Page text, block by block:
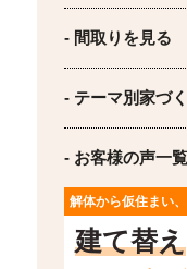
- 間取りを見る
- テーマ別家づ
- お客様の声一覧
解体から仮住まい
建て替え